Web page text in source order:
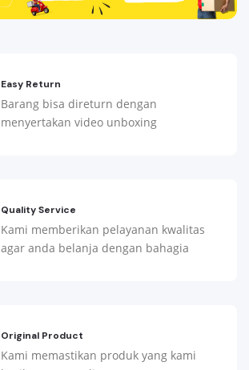
Easy Return
Barang bisa direturn dengan
menyertakan video unboxing
Quality Service
Kami memberikan pelayanan kwalitas
agar anda belanja dengan bahagia
Original Product
Kami memastikan produk yang kami